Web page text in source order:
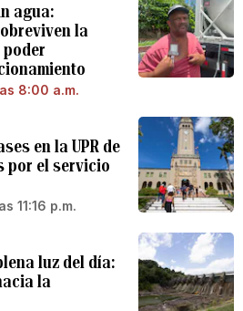
agua:
la
8:00 a.m.
en la UPR de
por el servicio
11:16 p.m.
luz del día:
la